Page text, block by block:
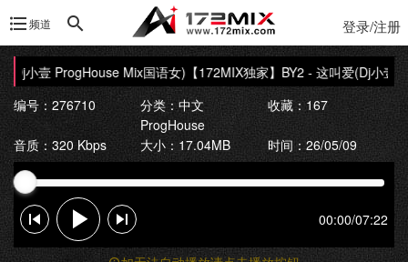
频道 登录/注册
小壹 ProgHouse Mix国语女)【172MIX独家】BY2 - 这叫爱(Dj小壹
编号：276710
分类：中文
ProgHouse
收藏：167
音质：320 Kbps 大小：17.04MB 时间：26/05/09
00:00/07:22